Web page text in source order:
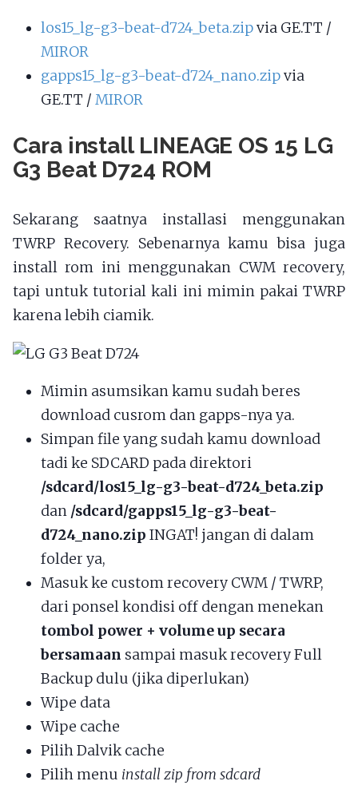
los15_lg-g3-beat-d724_beta.zipvia GE.TT /
MIROR
gapps15_lg-g3-beat-d724_nano.zipvia
GE.TT /MIROR
Cara install LINEAGE OS 15 LG
G3 Beat D724 ROM
Sekarang saatnya installasi menggunakan
TWRP Recovery. Sebenarnya kamu bisa juga
install rom ini menggunakan CWM recovery,
tapi untuk tutorial kali ini mimin pakai TWRP
karena lebih ciamik.
Mimin asumsikan kamu sudah beres
download cusrom dan gapps-nya ya.
Simpan file yang sudah kamu download
tadi ke SDCARD pada direktori
/sdcard/los15_lg-g3-beat-d724_beta.zip
dan /sdcard/gapps15_lg-g3-beat-
d724_nano.zip INGAT! jangan di dalam
folder ya,
Masuk ke custom recovery CWM / TWRP,
dari ponsel kondisi off dengan menekan
tombol power + volume up secara
bersamaan sampai masuk recovery Full
Backup dulu (jika diperlukan)
Wipe data
Wipe cache
Pilih Dalvik cache
Pilih menu install zip from sdcard